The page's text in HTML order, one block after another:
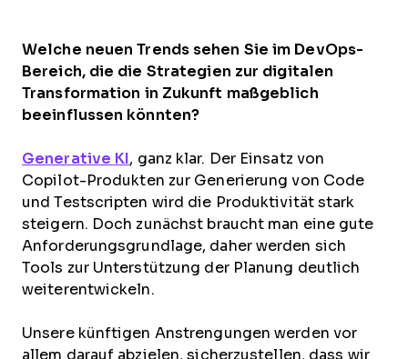
Welche neuen Trends sehen Sie im DevOps-
Bereich, die die Strategien zur digitalen
Transformation in Zukunft maßgeblich
beeinflussen könnten?
Generative KI , ganz klar. Der Einsatz von
Copilot-Produkten zur Generierung von Code
und Testscripten wird die Produktivität stark
steigern. Doch zunächst braucht man eine gute
Anforderungsgrundlage, daher werden sich
Tools zur Unterstützung der Planung deutlich
weiterentwickeln.
Unsere künftigen Anstrengungen werden vor
allem darauf abzielen, sicherzustellen, dass wir